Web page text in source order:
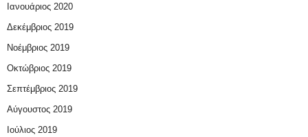
Ιανουάριος 2020
Δεκέμβριος 2019
Νοέμβριος 2019
Οκτώβριος 2019
Σεπτέμβριος 2019
Αύγουστος 2019
Ιούλιος 2019